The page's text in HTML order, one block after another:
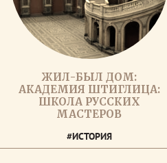
ЖИЛ-БЫЛ ДОМ:
АКАДЕМИЯ ШТИГЛИЦА:
ШКОЛА РУССКИХ
МАСТЕРОВ
#ИСТОРИЯ